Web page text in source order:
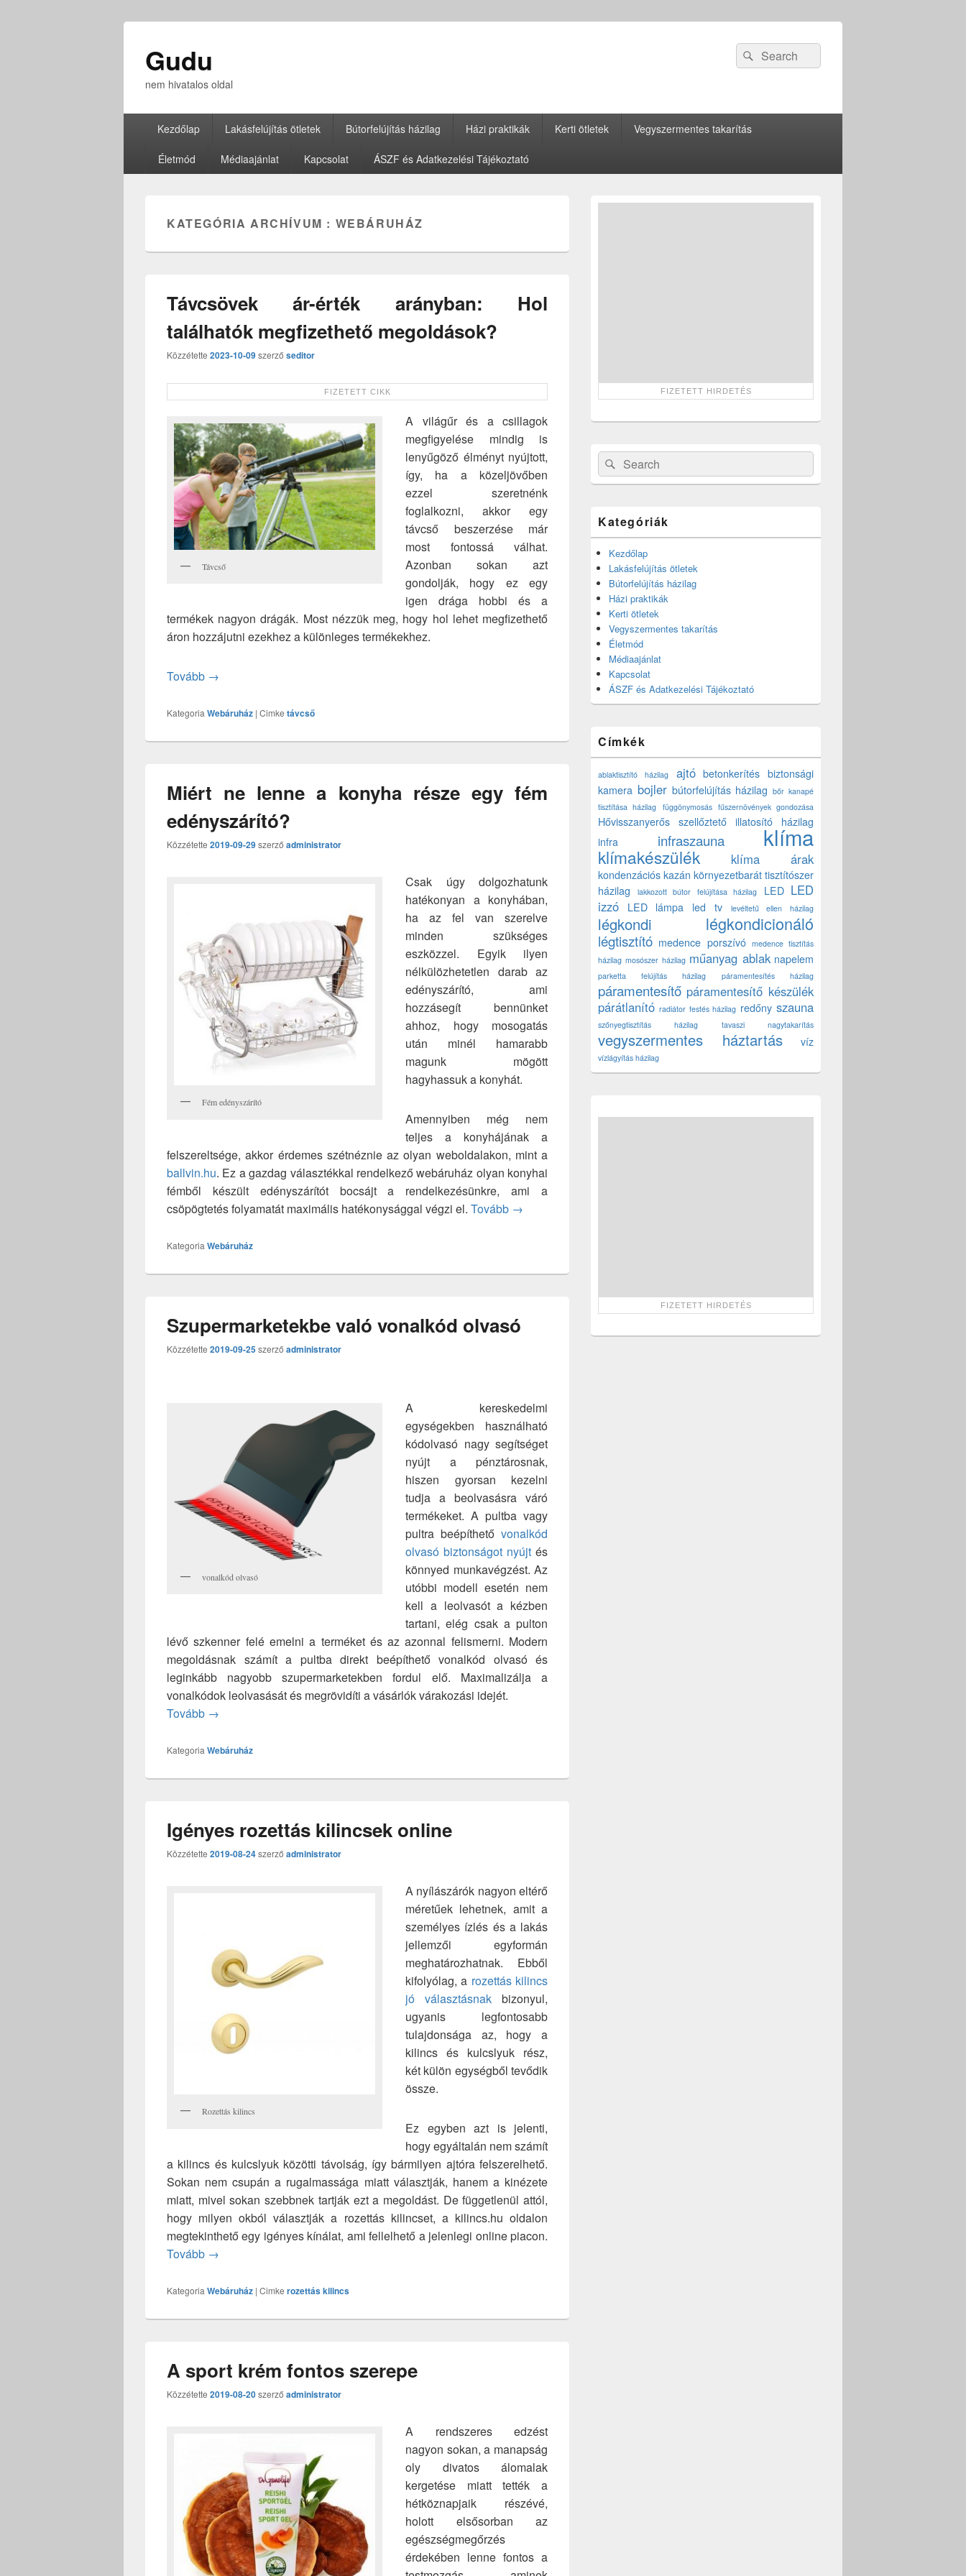
Gudu
nem hivatalos oldal
Search
for:
Search
Kezdőlap Lakásfelújítás ötletek Bútorfelújítás házilag Házi praktikák Kerti ötletek Vegyszermentes takarítás
Életmód Médiaajánlat Kapcsolat ÁSZF és Adatkezelési Tájékoztató
KATEGÓRIA ARCHÍVUM : WEBÁRUHÁZ
Távcsövek ár-érték arányban: Hol
találhatók megfizethető megoldások?
Közzétette 2023-10-09szerző seditor
Távcső
A világűr és a csillagok
megfigyelése mindig is
lenyűgöző élményt nyújtott,
így, ha a közeljövőben
ezzel szeretnénk
foglalkozni, akkor egy
távcső beszerzése már
most fontossá válhat.
Azonban sokan azt
gondolják, hogy ez egy
igen drága hobbi és a
termékek nagyon drágák. Most nézzük meg, hogy hol lehet megfizethető
áron hozzájutni ezekhez a különleges termékekhez.
Tovább Távcsövek ár-érték arányban: Hol találhatók megfizethető megoldások?
→
Kategoria Webáruház | Cimke távcső
Miért ne lenne a konyha része egy fém
edényszárító?
Közzétette 2019-09-29szerző administrator
Fém edényszárító
Csak úgy dolgozhatunk
hatékonyan a konyhában,
ha az fel van szerelve
minden szükséges
eszközzel. Egyik ilyen
nélkülözhetetlen darab az
edényszárító, ami
hozzásegít bennünket
ahhoz, hogy mosogatás
után minél hamarabb
magunk mögött
hagyhassuk a konyhát.
Amennyiben még nem
teljes a konyhájának a
felszereltsége, akkor érdemes szétnéznie az olyan weboldalakon, mint a
ballvin.hu. Ez a gazdag választékkal rendelkező webáruház olyan konyhai
fémből készült edényszárítót bocsájt a rendelkezésünkre, ami a
csöpögtetés folyamatát maximális hatékonysággal végzi el. Tovább Miért ne lenne a konyha része egy fém edényszárító?
→
Kategoria Webáruház
Szupermarketekbe való vonalkód olvasó
Közzétette 2019-09-25szerző administrator
vonalkód olvasó
A kereskedelmi
egységekben használható
kódolvasó nagy segítséget
nyújt a pénztárosnak,
hiszen gyorsan kezelni
tudja a beolvasásra váró
termékeket. A pultba vagy
pultra beépíthető vonalkód
olvasó biztonságot nyújt és
könnyed munkavégzést. Az
utóbbi modell esetén nem
kell a leolvasót a kézben
tartani, elég csak a pulton
lévő szkenner felé emelni a terméket és az azonnal felismerni. Modern
megoldásnak számít a pultba direkt beépíthető vonalkód olvasó és
leginkább nagyobb szupermarketekben fordul elő. Maximalizálja a
vonalkódok leolvasását és megrövidíti a vásárlók várakozási idejét.
Tovább Szupermarketekbe való vonalkód olvasó
→
Kategoria Webáruház
Igényes rozettás kilincsek online
Közzétette 2019-08-24szerző administrator
Rozettás kilincs
A nyílászárók nagyon eltérő
méretűek lehetnek, amit a
személyes ízlés és a lakás
jellemzői egyformán
meghatározhatnak. Ebből
kifolyólag, a rozettás kilincs
jó választásnak bizonyul,
ugyanis legfontosabb
tulajdonsága az, hogy a
kilincs és kulcslyuk rész,
két külön egységből tevődik
össze.
Ez egyben azt is jelenti,
hogy egyáltalán nem számít
a kilincs és kulcslyuk közötti távolság, így bármilyen ajtóra felszerelhető.
Sokan nem csupán a rugalmassága miatt választják, hanem a kinézete
miatt, mivel sokan szebbnek tartják ezt a megoldást. De függetlenül attól,
hogy milyen okból választják a rozettás kilincset, a kilincs.hu oldalon
megtekinthető egy igényes kínálat, ami fellelhető a jelenlegi online piacon.
Tovább Igényes rozettás kilincsek online
→
Kategoria Webáruház | Cimke rozettás kilincs
A sport krém fontos szerepe
Közzétette 2019-08-20szerző administrator
A rendszeres edzést
nagyon sokan, a manapság
oly divatos álomalak
kergetése miatt tették a
hétköznapjaik részévé,
holott elsősorban az
egészségmegőrzés
érdekében lenne fontos a
Primary
Search
for:
Search
Kategóriák
Kezdőlap
Lakásfelújítás ötletek
Bútorfelújítás házilag
Házi praktikák
Kerti ötletek
Vegyszermentes takarítás
Életmód
Médiaajánlat
Kapcsolat
ÁSZF és Adatkezelési Tájékoztató
Címkék
ablaktisztító házilag ajtó betonkerítés biztonsági
kamera bojler bútorfelújítás házilag bőr kanapé
tisztítása házilag függönymosás fűszernövények gondozása
Hővisszanyerős szellőztető illatosító házilag
infra
infraszauna klíma
klímakészülék klíma árak
kondenzációs kazán környezetbarát tisztítószer
házilag
lakkozott bútor felújítása házilag LED LED
izzó
LED lámpa led tv levéltetű ellen házilag
légkondi légkondicionáló
légtisztító medence porszívó medence tisztítás
házilag mosószer házilag műanyag ablak napelem
parketta felújítás házilag páramentesítés házilag
páramentesítő páramentesítő készülék
párátlanító radiátor festés házilag redőny szauna
szőnyegtisztítás házilag tavaszi nagytakarítás
vegyszermentes háztartás víz
vízlágyítás házilag